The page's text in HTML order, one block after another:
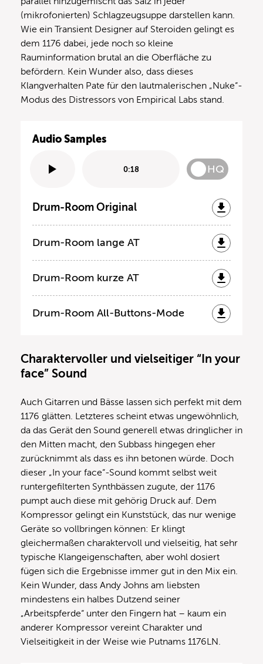
(mikrofonierten) Schlagzeugsuppe darstellen kann.
Wie ein Transient Designer auf Steroiden gelingt es
dem 1176 dabei, jede noch so kleine
Rauminformation brutal an die Oberfläche zu
befördern. Kein Wunder also, dass dieses
Klangverhalten Pate für den lautmalerischen „Nuke“-
Modus des Distressors von Empirical Labs stand.
Audio Samples
0:18 HQ
Drum-Room Original
Drum-Room lange AT
Drum-Room kurze AT
Drum-Room All-Buttons-Mode
Charaktervoller und vielseitiger “In your
face” Sound
Auch Gitarren und Bässe lassen sich perfekt mit dem
1176 glätten. Letzteres scheint etwas ungewöhnlich,
da das Gerät den Sound generell etwas dringlicher in
den Mitten macht, den Subbass hingegen eher
zurücknimmt als dass es ihn betonen würde. Doch
dieser „In your face“-Sound kommt selbst weit
runtergefilterten Synthbässen zugute, der 1176
pumpt auch diese mit gehörig Druck auf. Dem
Kompressor gelingt ein Kunststück, das nur wenige
Geräte so vollbringen können: Er klingt
gleichermaßen charaktervoll und vielseitig, hat sehr
typische Klangeigenschaften, aber wohl dosiert
fügen sich die Ergebnisse immer gut in den Mix ein.
Kein Wunder, dass Andy Johns am liebsten
mindestens ein halbes Dutzend seiner
„Arbeitspferde“ unter den Fingern hat – kaum ein
anderer Kompressor vereint Charakter und
Vielseitigkeit in der Weise wie Putnams 1176LN.